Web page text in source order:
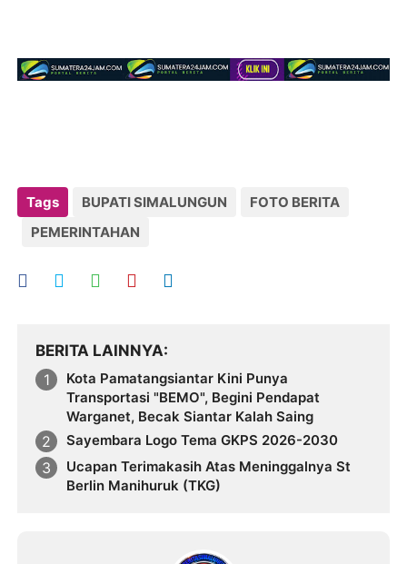
Tags BUPATI SIMALUNGUN
FOTO BERITA
PEMERINTAHAN
BERITA LAINNYA
Kota Pamatangsiantar Kini Punya
Transportasi "BEMO", Begini Pendapat
Warganet, Becak Siantar Kalah Saing
Sayembara Logo Tema GKPS 2026-2030
Ucapan Terimakasih Atas Meninggalnya St
Berlin Manihuruk (TKG)